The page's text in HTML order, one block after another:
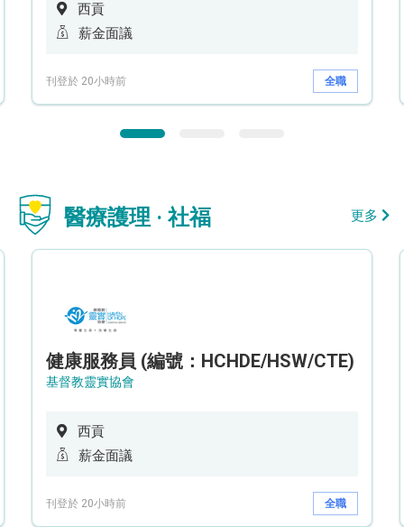
西貢
薪金面議
刊登於 20小時前 全職
醫療護理 · 社福 更多
健康服務員 (編號：HCHDE/HSW/CTE)
基督教靈實協會
西貢
薪金面議
刊登於 20小時前 全職